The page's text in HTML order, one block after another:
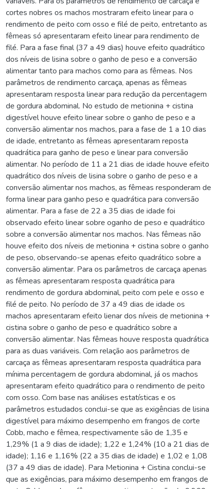
cortes nobres os machos mostraram efeito linear para o
rendimento de peito com osso e filé de peito, entretanto as
fêmeas só apresentaram efeito linear para rendimento de
filé. Para a fase final (37 a 49 dias) houve efeito quadrático
dos níveis de lisina sobre o ganho de peso e a conversão
alimentar tanto para machos como para as fêmeas. Nos
parâmetros de rendimento carcaça, apenas as fêmeas
apresentaram resposta linear para redução da percentagem
de gordura abdominal. No estudo de metionina + cistina
digestível houve efeito linear sobre o ganho de peso e a
conversão alimentar nos machos, para a fase de 1 a 10 dias
de idade, entretanto as fêmeas apresentaram reposta
quadrática para ganho de peso e linear para conversão
alimentar. No período de 11 a 21 dias de idade houve efeito
quadrático dos níveis de lisina sobre o ganho de peso e a
conversão alimentar nos machos, as fêmeas responderam de
forma linear para ganho peso e quadrática para conversão
alimentar. Para a fase de 22 a 35 dias de idade foi
observado efeito linear sobre oganho de peso e quadrático
sobre a conversão alimentar nos machos. Nas fêmeas não
houve efeito dos níveis de metionina + cistina sobre o ganho
de peso, observando-se apenas efeito quadrático sobre a
conversão alimentar. Para os parâmetros de carcaça apenas
as fêmeas apresentaram resposta quadrática para
rendimento de gordura abdominal, peito com pele e osso e
filé de peito. No período de 37 a 49 dias de idade os
machos apresentaram efeito lienar dos níveis de metionina +
cistina sobre o ganho de peso e quadrático sobre a
conversão alimentar. Nas fêmeas houve resposta quadrática
para as duas variáveis. Com relação aos parâmetros de
carcaça as fêmeas apresentaram resposta quadrática para
mínima percentagem de gordura abdominal, já os machos
apresentaram efeito quadrático para o rendimento de peito
com osso. Com base nas análises estatísticas e os
parâmetros estudados conclui-se que as exigências de lisina
digestível para máximo desempenho em frangos de corte
Cobb, macho e fêmea, respectivamente são de 1,35 e
1,29% (1 a 9 dias de idade); 1,22 e 1,24% (10 a 21 dias de
idade); 1,16 e 1,16% (22 a 35 dias de idade) e 1,02 e 1,08
(37 a 49 dias de idade). Para Metionina + Cistina conclui-se
que as exigências, para máximo desempenho em frangos de